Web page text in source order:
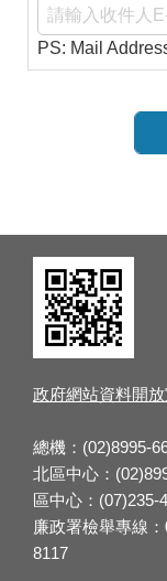
PS: Mail
政府網站資料開
總機：(02)8995-
北區中心：
區中心：(07)235-
廉政署檢舉專線
8117